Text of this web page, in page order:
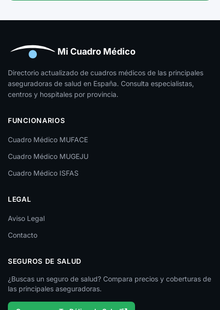
Huesca
Jaén
La Rioja
León
Lleida
Lugo
Málaga
Melilla
Murcia
Palencia
Mi Cuadro Médico
Directorio actualizado de cuadros médicos de las principales
aseguradoras de salud en España. Consulta especialistas,
centros y hospitales por provincia.
FUNCIONARIOS
Cuadro Médico MUFACE
Cuadro Médico MUGEJU
Cuadro Médico ISFAS
LEGAL
Aviso Legal
Contacto
SEGUROS DE SALUD
¿Buscas un seguro de salud? Compara precios y coberturas de
las principales aseguradoras.